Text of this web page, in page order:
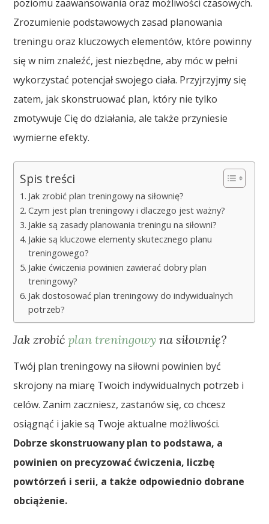
poziomu zaawansowania oraz możliwości czasowych.
Zrozumienie podstawowych zasad planowania
treningu oraz kluczowych elementów, które powinny
się w nim znaleźć, jest niezbędne, aby móc w pełni
wykorzystać potencjał swojego ciała. Przyjrzyjmy się
zatem, jak skonstruować plan, który nie tylko
zmotywuje Cię do działania, ale także przyniesie
wymierne efekty.
Spis treści
Jak zrobić plan treningowy na siłownię?
Czym jest plan treningowy i dlaczego jest ważny?
Jakie są zasady planowania treningu na siłowni?
Jakie są kluczowe elementy skutecznego planu
treningowego?
Jakie ćwiczenia powinien zawierać dobry plan
treningowy?
Jak dostosować plan treningowy do indywidualnych
potrzeb?
Jak zrobićplan treningowy na siłownię?
Twój plan treningowy na siłowni powinien być
skrojony na miarę Twoich indywidualnych potrzeb i
celów. Zanim zaczniesz, zastanów się, co chcesz
osiągnąć i jakie są Twoje aktualne możliwości.
Dobrze skonstruowany plan to podstawa, a
powinien on precyzować ćwiczenia, liczbę
powtórzeń i serii, a także odpowiednio dobrane
obciążenie.